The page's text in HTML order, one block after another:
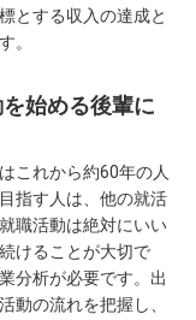
とする収入の達成と
。
始める後輩に
これから約60年の人
指す人は、他の就活
職活動は絶対にいい
けることが大切で
分析が必要です。出
動の流れを把握し、